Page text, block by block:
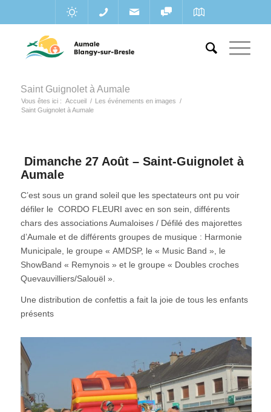
Saint Guignolet à Aumale
Vous êtes ici : Accueil / Les événements en images /
Saint Guignolet à Aumale
Dimanche 27 Août – Saint-Guignolet à
Aumale
C’est sous un grand soleil que les spectateurs ont pu voir
défiler le CORDO FLEURI avec en son sein, différents
chars des associations Aumaloises / Défilé des majorettes
d’Aumale et de différents groupes de musique : Harmonie
Municipale, le groupe « AMDSP, le « Music Band », le
ShowBand « Remynois » et le groupe « Doubles croches
Quevauvilliers/Salouël ».
Une distribution de confettis a fait la joie de tous les enfants
présents